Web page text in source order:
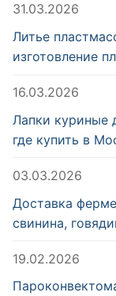
31.03.2026
Литье
изготовление
16.03.2026
Лапки куриные
где купить в
03.03.2026
Доставка
свинина,
19.02.2026